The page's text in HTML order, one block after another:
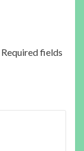
Required fields